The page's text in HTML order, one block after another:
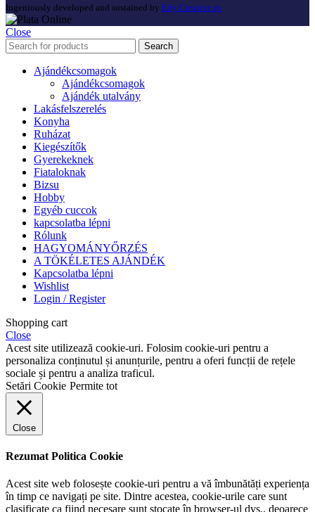
Ingeniously developed and sustained by Edy Creative.ro
Close
Search
Ajándékcsomagok
Ajándékcsomagok
Ajándék utalvány
Lakásfelszerelés
Konyha
Ruházat
Kiegészítők
Gyerekeknek
Fiataloknak
Bizsu
Hobby
Egyéb cuccok
kapcsolatba lépni
Rólunk
HAGYOMÁNYŐRZÉS
A TÖKÉLETES AJÁNDÉK
Kapcsolatba lépni
Wishlist
Login / Register
Shopping cart
Close
Acest site utilizează cookie-uri. Folosim cookie-uri pentru a
personaliza conținutul și anunțurile, pentru a oferi funcții de rețele
sociale și pentru a analiza traficul.
Setări Cookie Permite tot
Close
Rezumat Politica Cookie
Acest site web folosește cookie-uri pentru a vă îmbunătăți experiența
în timp ce navigați pe site. Dintre acestea, cookie-urile care sunt
clasificate ca fiind necesare sunt stocate în browser-ul dvs., deoarece